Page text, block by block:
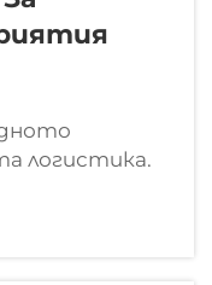
логистика.
на